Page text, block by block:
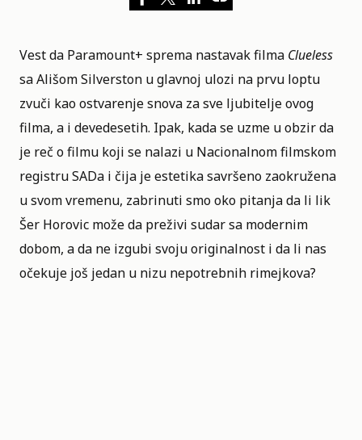
Vest da Paramount+ sprema nastavak filma Clueless
saAlišom Silverston u glavnoj ulozi na prvu loptu
zvuči kao ostvarenje snova za sve ljubitelje ovog
filma, a i devedesetih. Ipak, kada se uzme u obzir da
je reč o filmu koji se nalazi u Nacionalnom filmskom
registru SADa i čija je estetika savršeno zaokružena
u svom vremenu, zabrinuti smo oko pitanja da li lik
Šer Horovic može da preživi sudar sa modernim
dobom, a da ne izgubi svoju originalnost i da li nas
očekuje još jedan u nizu nepotrebnih rimejkova?